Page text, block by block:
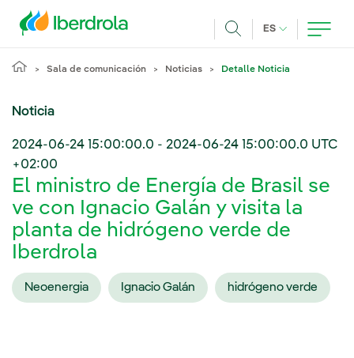
ES IDIOMA
Sala de comunicación Noticias Detalle Noticia
Noticia
2024-06-24 15:00:00.0 - 2024-06-24 15:00:00.0 UTC
+02:00
El ministro de Energía de Brasil se
ve con Ignacio Galán y visita la
planta de hidrógeno verde de
Iberdrola
Neoenergia Ignacio Galán hidrógeno verde